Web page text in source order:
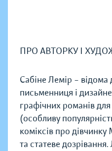
ПРО АВТОРКУ І
Сабіне Лемір – відома
письменниця і
графічних романів для
(особливу
коміксів про
та статеве